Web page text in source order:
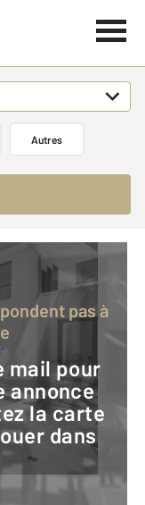
Autres
annonce
la carte
dans